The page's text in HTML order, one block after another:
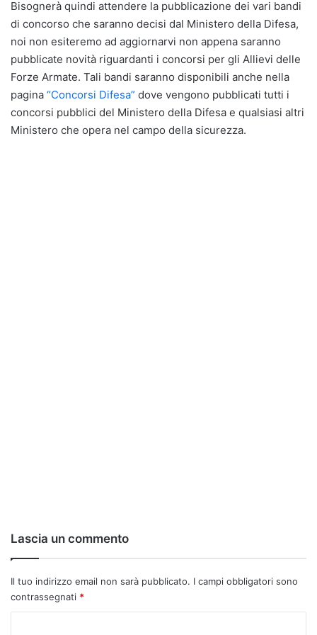
Bisognerà quindi attendere la pubblicazione dei vari bandi
di concorso che saranno decisi dal Ministero della Difesa,
noi non esiteremo ad aggiornarvi non appena saranno
pubblicate novità riguardanti i concorsi per gli Allievi delle
Forze Armate. Tali bandi saranno disponibili anche nella
pagina “Concorsi Difesa” dove vengono pubblicati tutti i
concorsi pubblici del Ministero della Difesa e qualsiasi altri
Ministero che opera nel campo della sicurezza.
Lascia un commento
Il tuo indirizzo email non sarà pubblicato. I campi obbligatori sono
contrassegnati *